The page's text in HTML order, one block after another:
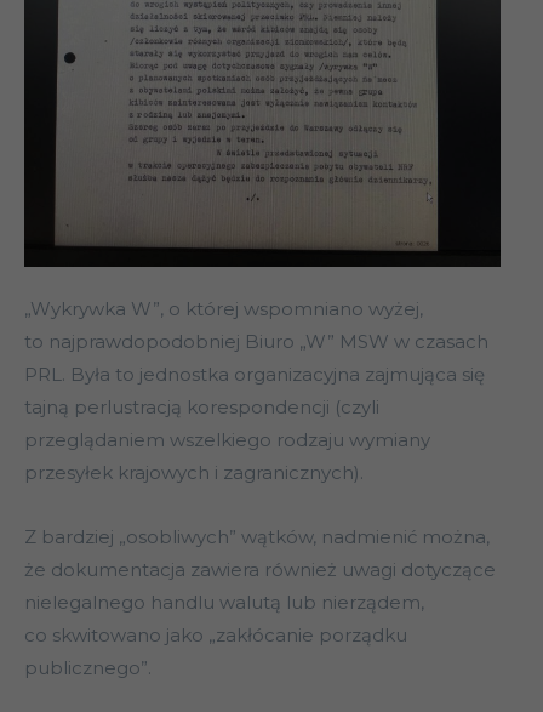
„Wykrywka W”, o której wspomniano wyżej,
to najprawdopodobniej Biuro „W” MSW w czasach
PRL. Była to jednostka organizacyjna zajmująca się
tajną perlustracją korespondencji (czyli
przeglądaniem wszelkiego rodzaju wymiany
przesyłek krajowych i zagranicznych).
Z bardziej „osobliwych” wątków, nadmienić można,
że dokumentacja zawiera również uwagi dotyczące
nielegalnego handlu walutą lub nierządem,
co skwitowano jako „zakłócanie porządku
publicznego”.